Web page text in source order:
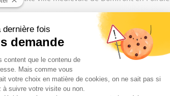
nationale 7 entre Moulins et Lyon, très